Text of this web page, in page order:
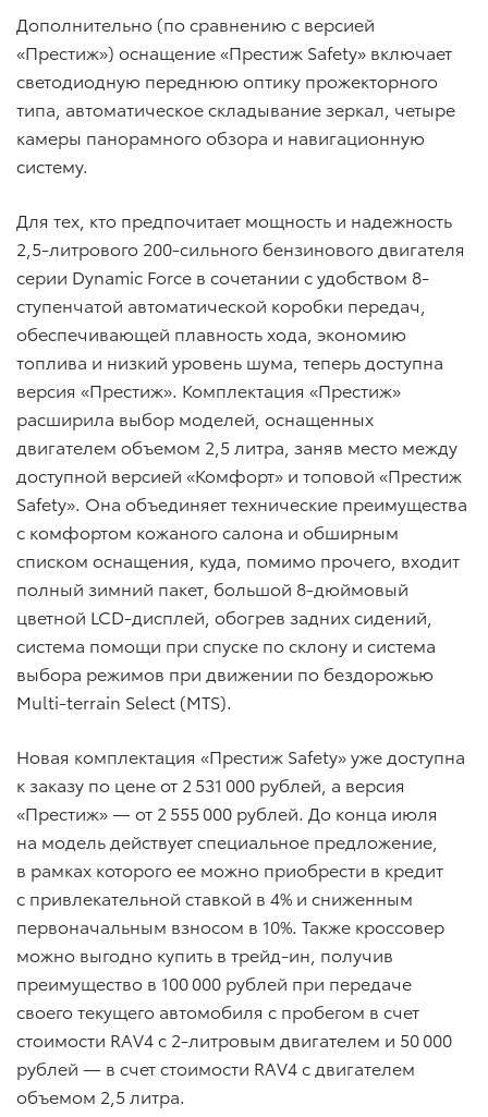
Дополнительно (по сравнению с версией
«Престиж») оснащение «Престиж Safety» включает
светодиодную переднюю оптику прожекторного
типа, автоматическое складывание зеркал, четыре
камеры панорамного обзора и навигационную
систему.
Для тех, кто предпочитает мощность и надежность
2,5-литрового 200-сильного бензинового двигателя
серии Dynamic Force в сочетании с удобством 8-
ступенчатой автоматической коробки передач,
обеспечивающей плавность хода, экономию
топлива и низкий уровень шума, теперь доступна
версия «Престиж». Комплектация «Престиж»
расширила выбор моделей, оснащенных
двигателем объемом 2,5 литра, заняв место между
доступной версией «Комфорт» и топовой «Престиж
Safety». Она объединяет технические преимущества
с комфортом кожаного салона и обширным
списком оснащения, куда, помимо прочего, входит
полный зимний пакет, большой 8-дюймовый
цветной LCD-дисплей, обогрев задних сидений,
система помощи при спуске по склону и система
выбора режимов при движении по бездорожью
Multi-terrain Select (MTS).
Новая комплектация «Престиж Safety» уже доступна
к заказу по цене от 2 531 000 рублей, а версия
«Престиж» — от 2 555 000 рублей. До конца июля
на модель действует специальное предложение,
в рамках которого ее можно приобрести в кредит
с привлекательной ставкой в 4% и сниженным
первоначальным взносом в 10%. Также кроссовер
можно выгодно купить в трейд-ин, получив
преимущество в 100 000 рублей при передаче
своего текущего автомобиля с пробегом в счет
стоимости RAV4 с 2-литровым двигателем и 50 000
рублей — в счет стоимости RAV4 с двигателем
объемом 2,5 литра.